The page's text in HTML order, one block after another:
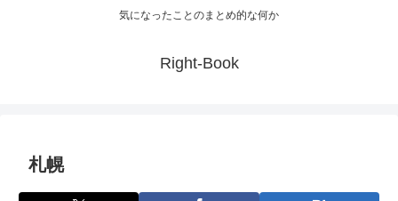
気になったことのまとめ的な何か
Right-Book
札幌